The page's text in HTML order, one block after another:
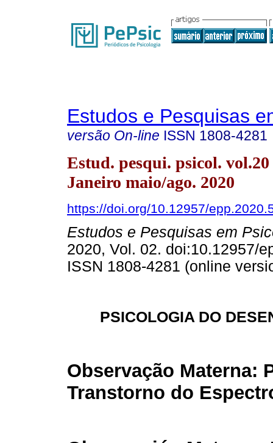
Estudos e Pesquisas
versão On-line ISSN 1808-4281
Estud. pesqui. psicol.
Janeiro maio/ago. 2020
https://doi.org/10.12957/
Estudos e Pesquisas em
2020, Vol. 02. doi:10.12957/
ISSN 1808-4281 (online
PSICOLOGIA DO
Observação Materna:
Transtorno do